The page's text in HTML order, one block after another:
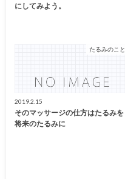
にしてみよう。
たるみのこと
2019.2.15
そのマッサージの仕方はたるみを
将来のたるみに